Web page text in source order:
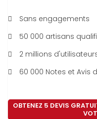
Sans engagements
50 000 artisans
2 millions
60 000 Notes et Avis
OBTENEZ 5 DEVIS